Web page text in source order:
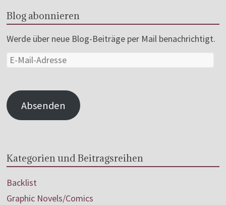
Blog abonnieren
Werde über neue Blog-Beiträge per Mail benachrichtigt.
Absenden
Kategorien und Beitragsreihen
Backlist
Graphic Novels/Comics